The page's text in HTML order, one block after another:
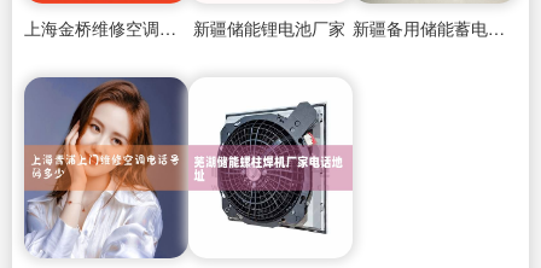
上海金桥维修空调师傅电话 新疆储能锂电池厂家 新疆备用储能蓄电池厂家